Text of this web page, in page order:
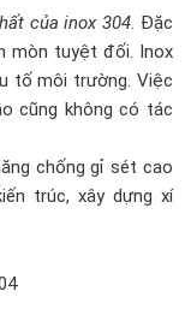
của inox 304. Đặc
mòn tuyệt đối. Inox
tố môi trường. Việc
cũng không có tác
chống gỉ sét cao
trúc, xây dựng xí